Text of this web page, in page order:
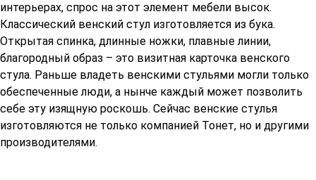
интерьерах, спрос на этот элемент мебели высок.
Классический венский стул изготовляется из бука.
Открытая спинка, длинные ножки, плавные линии,
благородный образ – это визитная карточка венского
стула. Раньше владеть венскими стульями могли только
обеспеченные люди, а нынче каждый может позволить
себе эту изящную роскошь. Сейчас венские стулья
изготовляются не только компанией Тонет, но и другими
производителями.